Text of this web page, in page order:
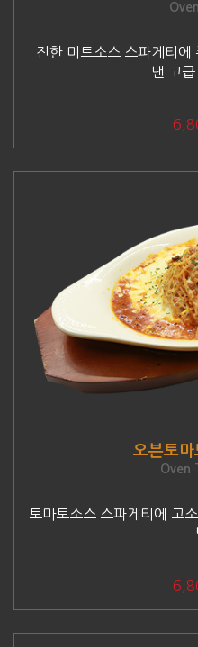
진한 미트소스 스파게티에
낸 고급
오븐토마
Oven
토마토소스 스파게티에 고